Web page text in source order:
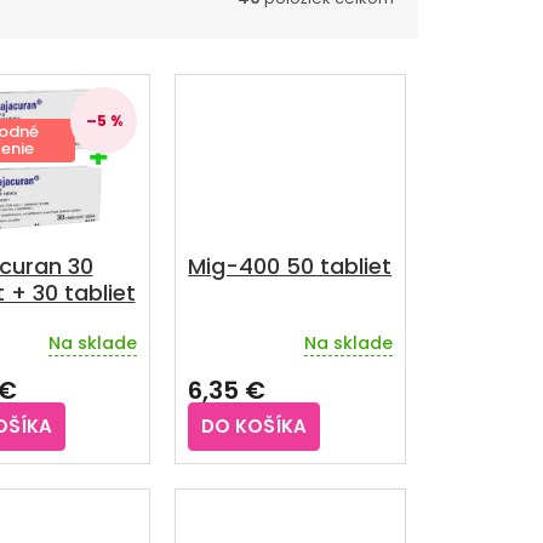
–5 %
30
+ 30 tabliet
Na sklade
Mig-400 50 tabliet
Na sklade
6,35 €
DO KOŠÍKA